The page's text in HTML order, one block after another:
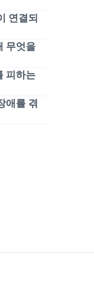
서가 급
이 맞
으면
성이 큽
연결되
넷 연결
제 때문
않는지"
하지 않
고 핸
경하세
무엇을
다면,
주시하
하지
닫고 있
타나지
피하는
만 최소
Fi 또는
신 상
애를 겪